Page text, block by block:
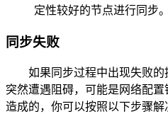
定性较好的节点进行同步。
同步失败
如果同步过程中出现失败
突然遭遇阻碍，可能是网络配
造成的，你可以按照以下步骤解